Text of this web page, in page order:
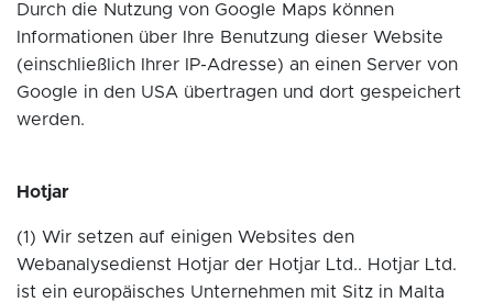
Durch die Nutzung von Google Maps können
Informationen über Ihre Benutzung dieser Website
(einschließlich Ihrer IP-Adresse) an einen Server von
Google in den USA übertragen und dort gespeichert
werden.
Hotjar
(1) Wir setzen auf einigen Websites den
Webanalysedienst Hotjar der Hotjar Ltd.. Hotjar Ltd.
ist ein europäisches Unternehmen mit Sitz in Malta